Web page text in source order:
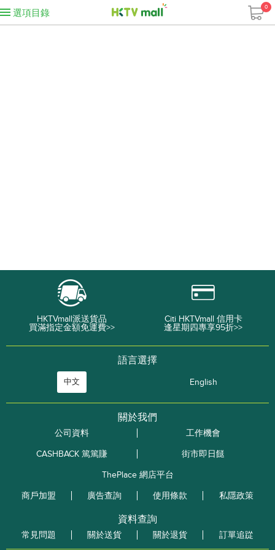
選項目錄
0
HKTVmall派送貨品
買滿指定金額免運費>>
Citi HKTVmall 信用卡
逢星期四專享95折>>
語言選擇
中文 English
關於我們
公司資料
工作機會
CASHBACK 篤篤賺
街市即日餸
ThePlace 網店平台
商戶加盟
廣告查詢 使用條款 私隱政策
資料查詢
常見問題 關於送貨 關於退貨 訂單追踨